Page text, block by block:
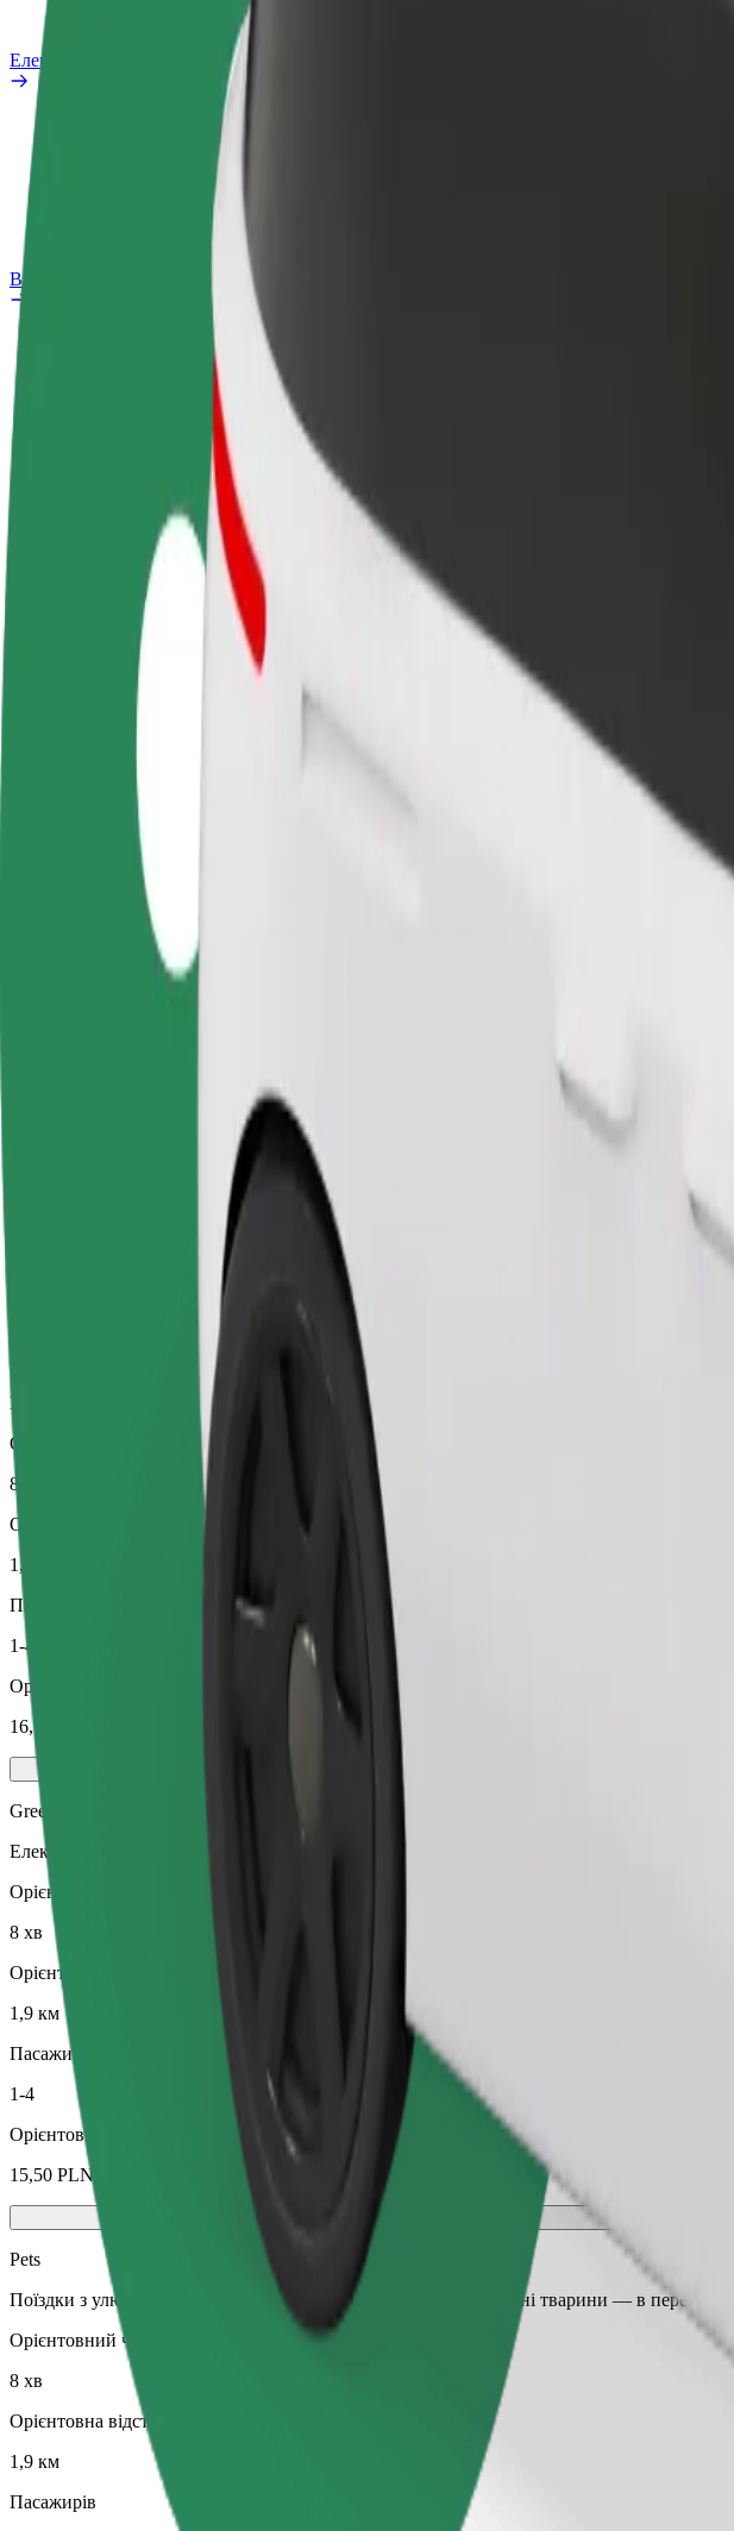
Електровелосипеди
Лабораторія безпеки
Повідомити про проблему
Запитання та відповіді
Bolt Plus
Запитання та відповіді
Стати водієм
Заробляйте гроші на
власних умовах
Стати кур'єром
Доставляйте їжу та отримуйте
виплати щотижня
Як дістатися за маршрутом Dworzec Główny PKP – 3 Maja – Galeria
Хочеш дістатися за маршрутом "Dworzec Główny PKP – 3 Maja" – "Galeria Turzyn"?
Dworzec Główny PKP – 3 Maja
Galeria Turzyn
Зручність та комфорт — всього у декілька кліків!
Надійні поїздки на повсякденних авто середнього класу.
Просторі поїздки з більшим простором для ніг та місцем для зберігання речей
Орієнтовний час поїздки
8 хв
Орієнтовна відстань
1,9 км
Пасажирів
1-4
Орієнтовна вартість
16,70 PLN
Green
Електричні та гібридні авто
Орієнтовний час поїздки
8 хв
Орієнтовна відстань
1,9 км
Пасажирів
1-4
Орієнтовна вартість
15,50 PLN
Pets
Поїздки з улюбленцем. Собаки мають бути в наморднику, дрібні тварини — в
Орієнтовний час поїздки
8 хв
Орієнтовна відстань
1,9 км
Пасажирів